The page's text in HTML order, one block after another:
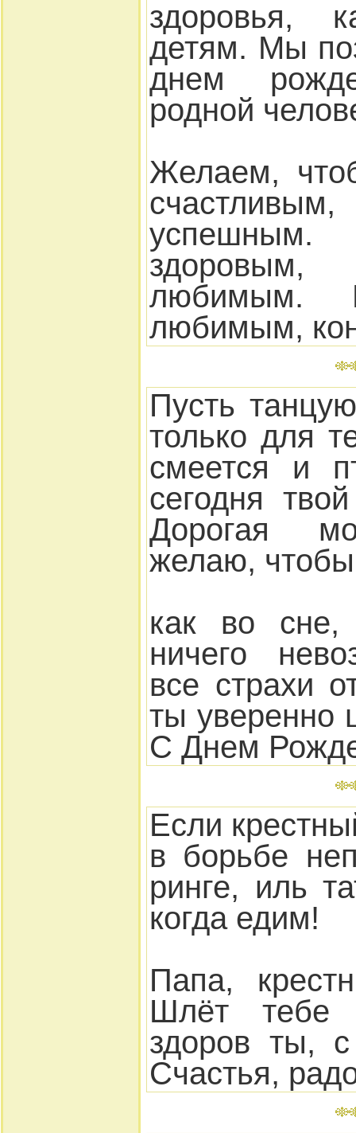
здоровья,
детям. Мы
днем
родной
Желаем,
любимым,
Пусть
только для
смеется и
сегодня
Дорогая
желаю,
как во
ничего
все страхи
ты уверенно
С Днем
Если
в борьбе
ринге, иль
когда едим!
Папа,
Шлёт
здоров ты,
Счастья,